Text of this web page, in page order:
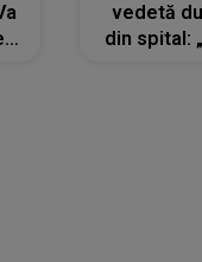
vedetă
din spital: